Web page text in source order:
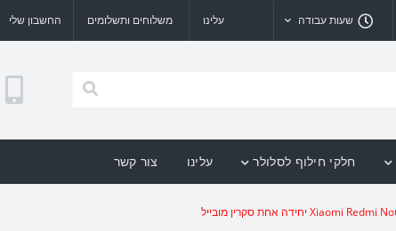
שעות עבודה עלינו משלוחים ותשלומים החשבון שלי
חלקי חילוף לסלולר עלינו צור קשר